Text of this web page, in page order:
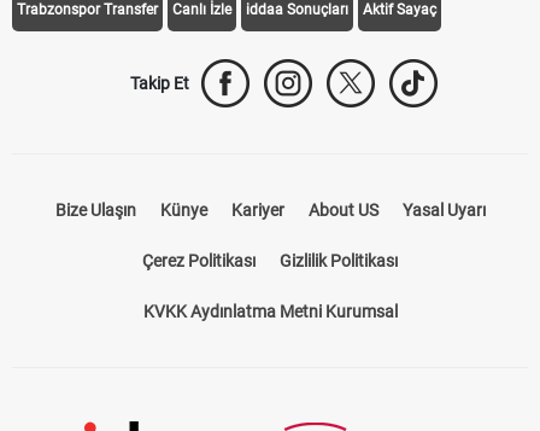
Trabzonspor Transfer Canlı İzle iddaa Sonuçları Aktif Sayaç
Takip Et
Bize Ulaşın Künye Kariyer About US Yasal Uyarı
Çerez Politikası Gizlilik Politikası
KVKK Aydınlatma Metni Kurumsal